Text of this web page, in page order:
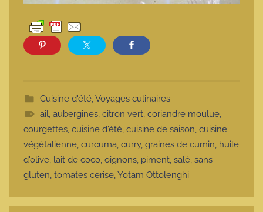
Cuisine d'été,Voyages culinaires
ail, aubergines, citron vert, coriandre moulue,
courgettes, cuisine d'été, cuisine de saison, cuisine
végétalienne, curcuma, curry, graines de cumin, huile
d'olive, lait de coco, oignons, piment, salé, sans
gluten, tomates cerise,Yotam Ottolenghi